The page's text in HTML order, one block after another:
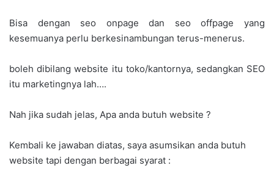
Bisa dengan seo onpage dan seo offpage yang
kesemuanya perlu berkesinambungan terus-menerus.
boleh dibilang website itu toko/kantornya, sedangkan SEO
itu marketingnya lah….
Nah jika sudah jelas, Apa anda butuh website ?
Kembali ke jawaban diatas, saya asumsikan anda butuh
website tapi dengan berbagai syarat :